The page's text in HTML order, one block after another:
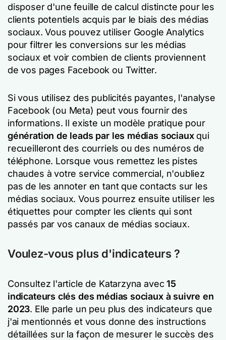
disposer d'une feuille de calcul distincte pour les
clients potentiels acquis par le biais des médias
sociaux. Vous pouvez utiliser Google Analytics
pour filtrer les conversions sur les médias
sociaux et voir combien de clients proviennent
de vos pages Facebook ou Twitter.
Si vous utilisez des publicités payantes, l'analyse
Facebook (ou Meta) peut vous fournir des
informations. Il existe un modèle pratique pour
génération de leads par les médias sociauxqui
recueilleront des courriels ou des numéros de
téléphone. Lorsque vous remettez les pistes
chaudes à votre service commercial, n'oubliez
pas de les annoter en tant que contacts sur les
médias sociaux. Vous pourrez ensuite utiliser les
étiquettes pour compter les clients qui sont
passés par vos canaux de médias sociaux.
Voulez-vous plus d'indicateurs ?
Consultez l'article de Katarzyna avec15
indicateurs clés des médias sociaux à suivre en
2023. Elle parle un peu plus des indicateurs que
j'ai mentionnés et vous donne des instructions
détaillées sur la façon de mesurer le succès des